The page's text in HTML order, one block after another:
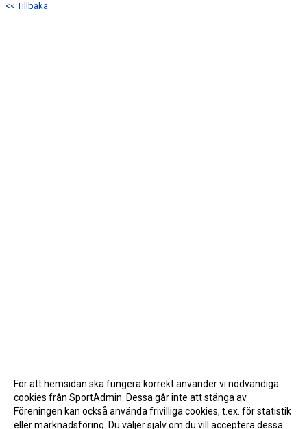
<< Tillbaka
För att hemsidan ska fungera korrekt använder vi nödvändiga
cookies från SportAdmin. Dessa går inte att stänga av.
Föreningen kan också använda frivilliga cookies, t.ex. för statistik
eller marknadsföring. Du väljer själv om du vill acceptera dessa.